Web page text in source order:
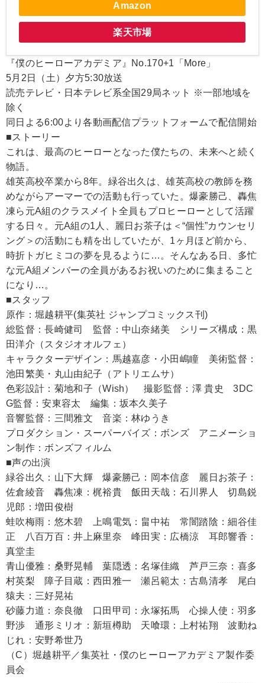
Amazon
楽天市場
『僕のヒーローアカデミア』No.170+1「More」
5月2日（土）夕方5:30放送
読売テレビ・日本テレビ系全国29局ネット ※一部地域を
除く
同日よる6:00より各動画配信プラットフォームで配信開始
■ストーリー
これは、最高のヒーローとなった僕たちの、未来へと続く
物語。
雄英高校卒業から8年。緑谷出久は、雄英高校の教師を務
めながらアーマーでの活動も行っていた。爆豪勝己、轟焦
凍ら元A組のクラスメイト全員もプロヒーローとして活躍
する日々。元A組の1人、麗日お茶子は＜“個性”カウンセリ
ング＞の活動にも精を出していたが、1ヶ月ほど前から、
時折トガヒミコの夢を見るように…。そんなある日、多忙
な元A組メンバーの全員があるお祝いのために集まること
になり…。
■スタッフ
原作：堀越耕平(集英社 ジャンプコミックス刊)
総監督：長崎健司 監督：中山奈緒美 シリーズ構成：黒
田洋介（スタジオオルフェ）
キャラクターデザイン：馬越嘉彦・小田嶋瞳 美術監督：
池田繁美・丸山由紀子（アトリエムサ）
色彩設計：菊地和子（Wish） 撮影監督：澤 貴史 3DC
G監督：安東容太 編集：坂本久美子
音響監督：三間雅文 音楽：林ゆうき
プロダクション・スーパーバイズ：ボンズ アニメーショ
ン制作：ボンズフィルム
■声の出演
緑谷出久：山下大輝 爆豪勝己：岡本信彦 麗日お茶子：
佐倉綾音 轟焦凍：梶裕貴 飯田天哉：石川界人 切島鋭
児郎：増田俊樹
蛙吹梅雨：悠木碧 上鳴電気：畠中祐 常闇踏陰：細谷佳
正 八百万百：井上麻里奈 峰田実：広橋涼 耳郎響香：
真堂圭
青山優雅：桑野晃輔 葉隠透：名塚佳織 芦戸三奈：喜多
村英梨 障子目蔵：西田雅一 瀬呂範太：古島清孝 尾白
猿夫：三好晃祐
砂藤力道：奈良徹 口田甲司：永塚拓馬 心操人使：羽多
野渉 通形ミリオ：新垣樽助 天喰環：上村祐翔 波動ね
じれ：安野希世乃
（C）堀越耕平／集英社・僕のヒーローアカデミア製作委
員会